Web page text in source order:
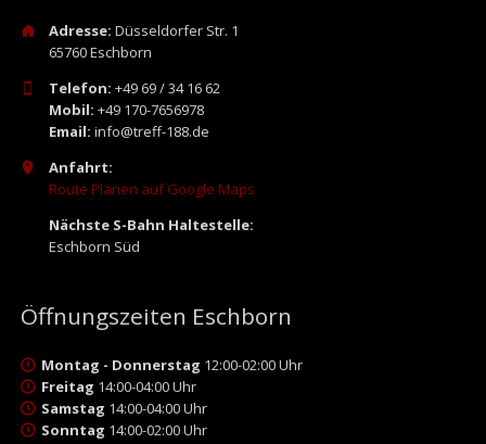
Adresse: Düsseldorfer Str. 1
65760 Eschborn
Telefon: +49 69 / 34 16 62
Mobil: +49 170-7656978
Email: info@treff-188.de
Anfahrt:
Route Planen auf Google Maps
Nächste S-Bahn Haltestelle:
Eschborn Süd
Öffnungszeiten Eschborn
Montag - Donnerstag 12:00-02:00 Uhr
Freitag 14:00-04:00 Uhr
Samstag 14:00-04:00 Uhr
Sonntag 14:00-02:00 Uhr